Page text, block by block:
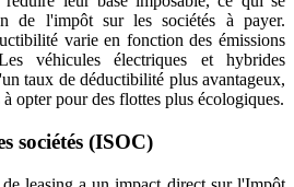
de l'impôt sur les sociétés à payer.
varie en fonction des émissions
véhicules électriques et hybrides
taux de déductibilité plus avantageux,
opter pour des flottes plus écologiques.
sociétés (ISOC)